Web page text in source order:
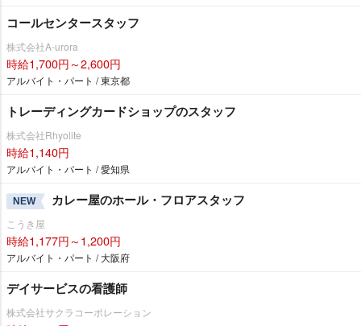
コールセンタースタッフ
株式会社A-urora
時給1,700円～2,600円
アルバイト・パート / 東京都
トレーディングカードショップのスタッフ
株式会社Rhyolite
時給1,140円
アルバイト・パート / 愛知県
NEW カレー屋のホール・フロアスタッフ
こうき屋
時給1,177円～1,200円
アルバイト・パート / 大阪府
デイサービスの看護師
株式会社サクラコーポレーション